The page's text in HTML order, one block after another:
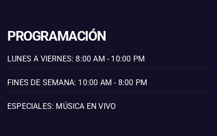
PROGRAMACIÓN
LUNES A VIERNES: 8:00 AM - 10:00 PM
FINES DE SEMANA: 10:00 AM - 8:00 PM
ESPECIALES: MÚSICA EN VIVO